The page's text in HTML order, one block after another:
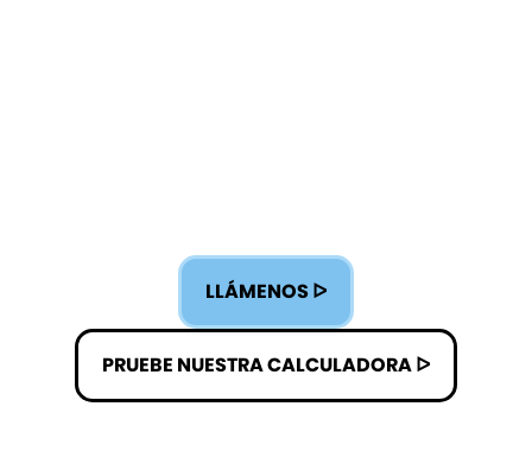
LLÁMENOS ᐅ
PRUEBE NUESTRA CALCULADORA ᐅ